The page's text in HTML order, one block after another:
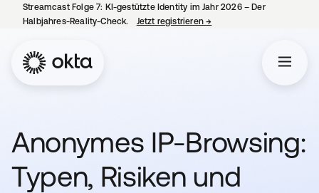
Streamcast Folge 7: KI-gestützte Identity im Jahr 2026 – Der
Halbjahres-Reality-Check.
Jetzt registrieren→
Anonymes IP-Browsing:
Typen, Risiken und